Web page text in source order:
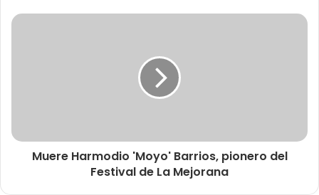
Muere Harmodio 'Moyo' Barrios, pionero del
Festival de La Mejorana